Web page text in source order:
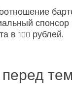
спонсор
в 100 рублей.